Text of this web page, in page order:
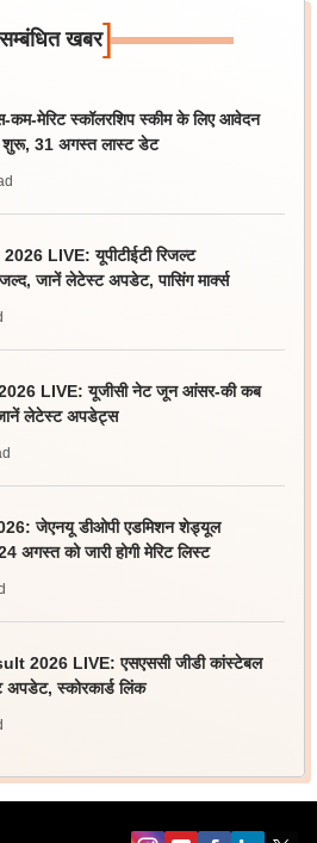
खबर]
मेरिट स्कॉलरशिप स्कीम के लिए आवेदन
31 अगस्त लास्ट डेट
LIVE: यूपीटीईटी रिजल्ट
जानें लेटेस्ट अपडेट, पासिंग मार्क्स
LIVE: यूजीसी नेट जून आंसर-की कब
जानें लेटेस्ट अपडेट्स
जेएनयू डीओपी एडमिशन शेड्यूल
को जारी होगी मेरिट लिस्ट
2026 LIVE: एसएससी जीडी कांस्टेबल
स्कोरकार्ड लिंक